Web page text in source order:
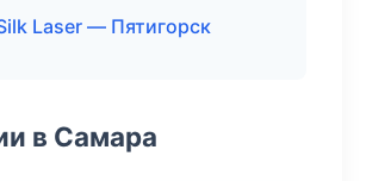
Laser — Пятигорск
в Самара